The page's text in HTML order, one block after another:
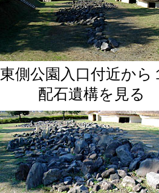
東側公園入口付近から
配石遺構を見る